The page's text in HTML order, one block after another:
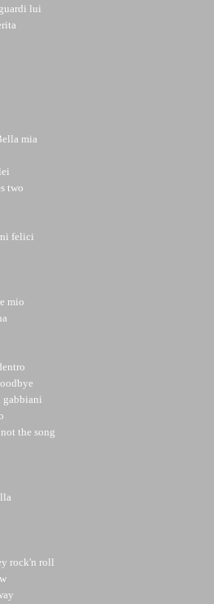
lui
mia
two
felici
mio
gabbiani
the song
rock'n roll